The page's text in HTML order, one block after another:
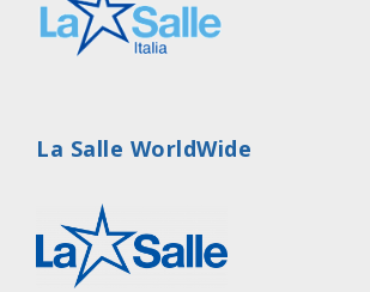
La Salle WorldWide